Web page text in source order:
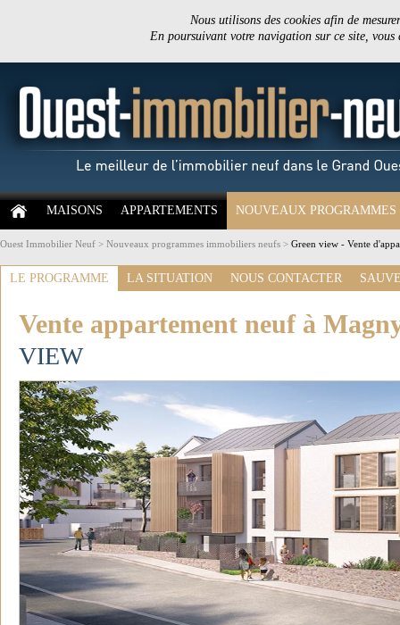
Nous utilisons des cookies afin de
En poursuivant votre navigation sur ce site,
MAISONS APPARTEMENTS NOUVEAUX PROGRAMMES
Ouest Immobilier Neuf > Nouveaux programmes immobiliers neufs > Green view - Vente
LE PROGRAMME LA SITUATION NOUS CONTACTER
Vente appartement neuf à
VIEW